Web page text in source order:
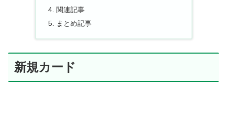
関連記事
まとめ記事
新規カード